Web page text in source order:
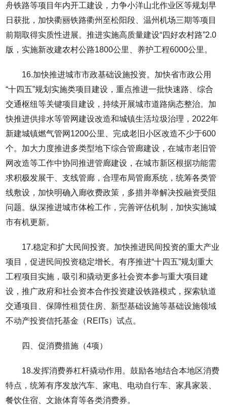
舟铁路等项目年内开工建设，力争小洋山北作业区等规划早
日获批，加快衢丽铁路衢州至松阳段、温州机场三期等项目
前期取得实质性进展。推进实施高质量建设“四好农村路”2.0
版，实施新改建农村公路1800公里、养护工程6000公里。
16.加快推进城市市政基础设施投资。加快省市政公用
“十四五”规划实施类项目建设，重点推进一批快速路、综合
交通枢纽等关键项目建设，持续开展城市道路病态整治。加
快推进供排水等管网建设改造和城镇生活垃圾治理，2022年
新建城镇燃气管网1200公里、完成老旧小区改造不少于600
个。加大力度推进多类型地下综合管廊建设，在城市老旧管
网改造等工作中协同推进管廊建设，在城市新区根据功能需
求积极发展干、支线管廊，合理布局管廊系统，统筹各类管
线敷设，加快明确入廊收费政策，多措并举解决投融资受阻
问题。纵深推进城市体检工作，完善评估机制，加快实施城
市有机更新。
17.稳定和扩大民间投资。加快推进民间投资的重大产业
项目，促进民间投资稳定增长。有序推进“十四五”规划重大
工程项目实施，吸引和撬动更多社会资本参与重大项目建
设，推广政府和社会资本合作投资建设铁路模式，探索轨道
交通项目、保障性租赁住房、新型基础设施等基础设施领域
不动产投资信托基金（REITs）试点。
四、促消费措施（4项）
18.发挥消费券杠杆撬动作用。鼓励各地结合本地区消费
特点，统筹有序发放汽车、家电、电动自行车、家具家装、
餐饮住宿、文旅体育等各类消费券。